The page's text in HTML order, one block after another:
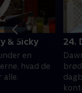
& Sicky
en
hvad de
alle.
24.